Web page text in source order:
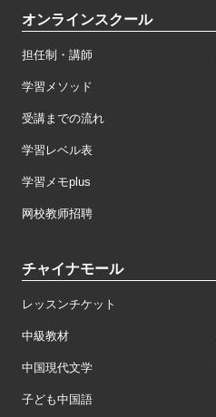
オンラインスクール
担任制・講師
学習メソッド
受講までの流れ
学習レベル表
学習メモplus
网校教师招聘
チャイナモール
レッスンチケット
中級教材
中国現代文学
子ども中国語